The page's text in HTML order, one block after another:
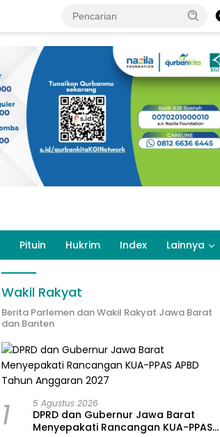
Pituin Hukrim Index Lainnya
Wakil Rakyat
Berita Parlemen dan Wakil Rakyat Jawa Barat
dan Banten
1 5 Agustus 2026
DPRD dan Gubernur Jawa Barat
Menyepakati Rancangan KUA-PPAS